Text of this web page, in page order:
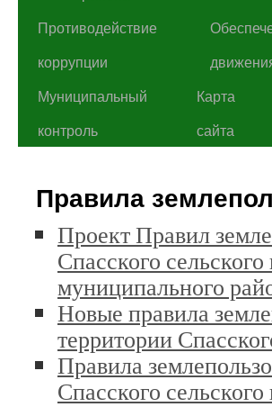
Противодействие
коррупции
Муниципальный
контроль
Карта
сайта
Правила
Проект Правил
Спасского
муниципального
Новые правила
территории
Правила
Спасского